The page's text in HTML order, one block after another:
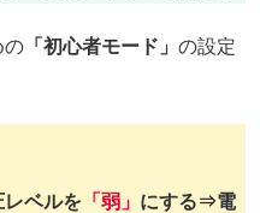
の 「初心者モード」 の設定
ベルを 「弱」 にする⇒電